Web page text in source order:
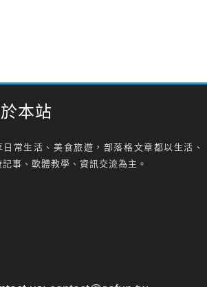
本站
日常生活、美食旅遊，部落格文章都以生活、
記事、軟體教學、資訊交流為主。